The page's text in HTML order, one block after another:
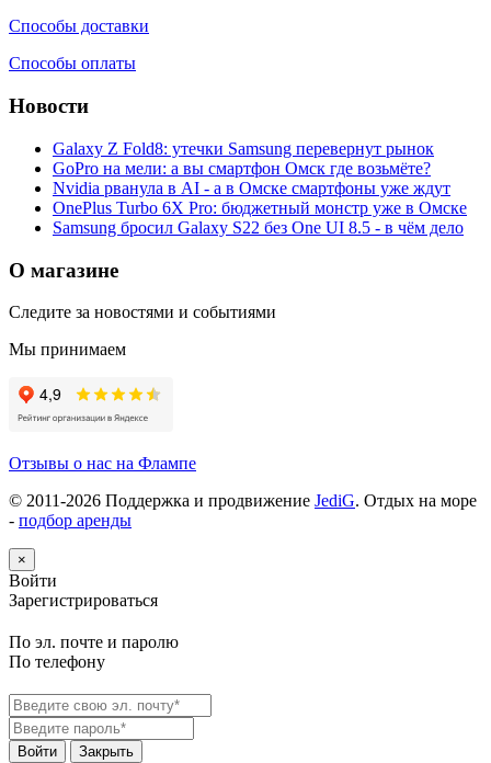
Способы доставки
Способы оплаты
Новости
Galaxy Z Fold8: утечки Samsung перевернут рынок
GoPro на мели: а вы смартфон Омск где возьмёте?
Nvidia рванула в AI - а в Омске смартфоны уже ждут
OnePlus Turbo 6X Pro: бюджетный монстр уже в Омске
Samsung бросил Galaxy S22 без One UI 8.5 - в чём дело
О магазине
Следите за новостями и событиями
Мы принимаем
Отзывы о нас на Флампе
© 2011-2026 Поддержка и продвижение JediG. Отдых на море
- подбор аренды
×
Войти
Зарегистрироваться
По эл. почте и паролю
По телефону
Войти Закрыть